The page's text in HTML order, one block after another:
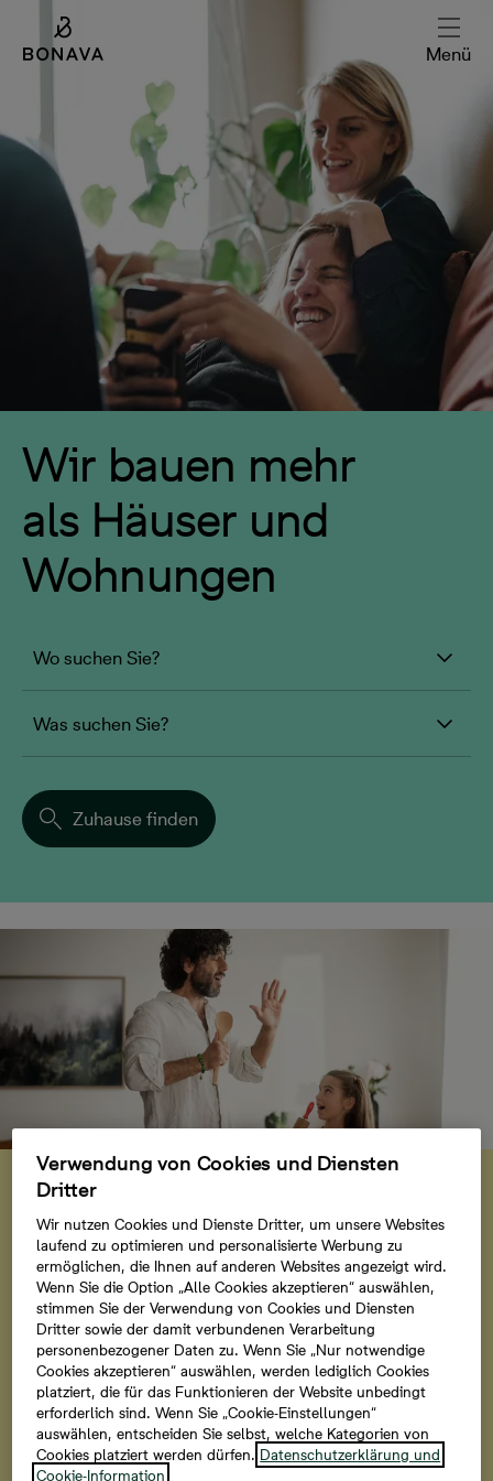
Menü
Wir bauen mehr
als Häuser und
Wohnungen
Wo suchen Sie?
Was suchen Sie?
Zuhause finden
Zuhause ist, wo Sie einfach
Sie selbst sein können
Zuhause ist, wo Sie die Welt draußen lassen können
und Sie selbst sein dürfen, ganz ohne Kompromisse.
Dort, wo Sie den Anzug gegen Ihre
Lieblingsjogginghose tauschen. Wo Sie spätabends
direkt aus dem Kühlschrank naschen. Einfach
lossingen, auch wenn Sie keinen Ton treffen. Zuhause
bedeutet: Freiheit. Egal ob allein, mit Freunden oder
mit Ihrer Familie. Hier müssen Sie sich nicht verstellen.
Verwendung von Cookies und Diensten
Dritter
Wir nutzen Cookies und Dienste Dritter, um unsere Websites
laufend zu optimieren und personalisierte Werbung zu
ermöglichen, die Ihnen auf anderen Websites angezeigt wird.
Wenn Sie die Option „Alle Cookies akzeptieren“ auswählen,
stimmen Sie der Verwendung von Cookies und Diensten
Dritter sowie der damit verbundenen Verarbeitung
personenbezogener Daten zu. Wenn Sie „Nur notwendige
Cookies akzeptieren“ auswählen, werden lediglich Cookies
platziert, die für das Funktionieren der Website unbedingt
erforderlich sind. Wenn Sie „Cookie-Einstellungen“
auswählen, entscheiden Sie selbst, welche Kategorien von
Cookies platziert werden dürfen. Datenschutzerklärung und
Cookie-Information